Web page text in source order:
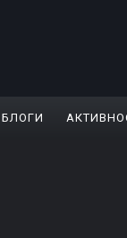
БЛОГИ